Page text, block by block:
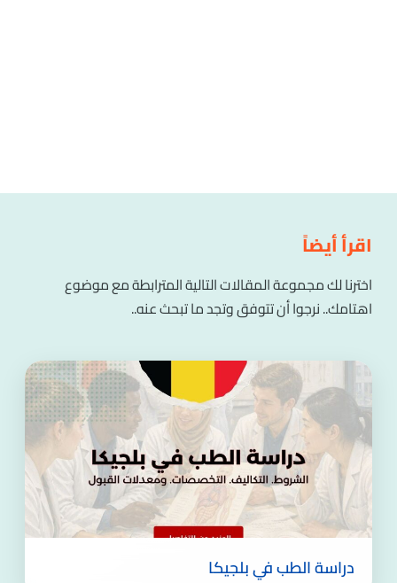
اقرأ أيضاً
اخترنا لك مجموعة المقالات التالية المترابطة مع موضوع
اهتامك.. نرجوا أن تتوفق وتجد ما تبحث عنه..
دراسة الطب في بلجيكا